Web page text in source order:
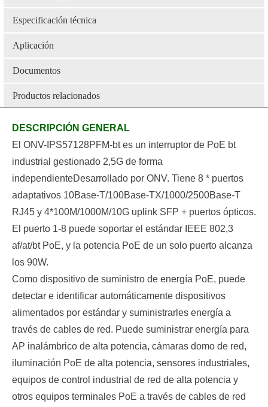
Especificación técnica
Aplicación
Documentos
Productos relacionados
DESCRIPCIÓN GENERAL
El ONV-IPS57128PFM-bt es un interruptor de PoE bt
industrial gestionado 2,5G de forma
independienteDesarrollado por ONV. Tiene 8 * puertos
adaptativos 10Base-T/100Base-TX/1000/2500Base-T
RJ45 y 4*100M/1000M/10G uplink SFP + puertos ópticos.
El puerto 1-8 puede soportar el estándar IEEE 802,3
af/at/bt PoE, y la potencia PoE de un solo puerto alcanza
los 90W.
Como dispositivo de suministro de energía PoE, puede
detectar e identificar automáticamente dispositivos
alimentados por estándar y suministrarles energía a
través de cables de red. Puede suministrar energía para
AP inalámbrico de alta potencia, cámaras domo de red,
iluminación PoE de alta potencia, sensores industriales,
equipos de control industrial de red de alta potencia y
otros equipos terminales PoE a través de cables de red